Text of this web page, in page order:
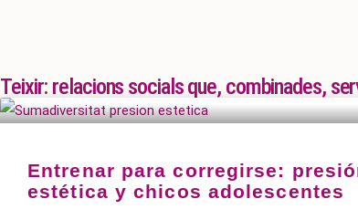
Teixir: relacions socials que, combinades,
Entrenar para corregirse:
estética y chicos adolescentes